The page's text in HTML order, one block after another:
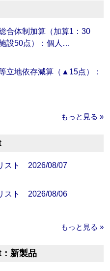
合体制加算（加算1：30
設50点）：個人…
立地依存減算（▲15点）：
もっと見る »
スト 2026/08/07
スト 2026/08/06
もっと見る »
新製品